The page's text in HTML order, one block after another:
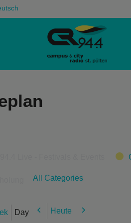
All Categories
Day Previous
Heute Next